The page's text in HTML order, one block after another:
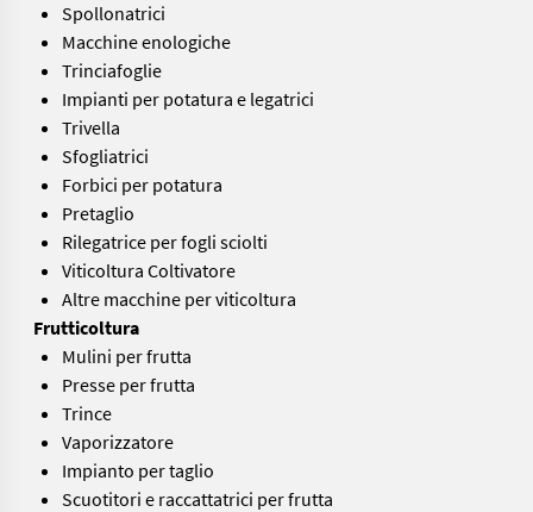
Spollonatrici
Macchine enologiche
Trinciafoglie
Impianti per potatura e legatrici
Trivella
Sfogliatrici
Forbici per potatura
Pretaglio
Rilegatrice per fogli sciolti
Viticoltura Coltivatore
Altre macchine per viticoltura
Frutticoltura
Mulini per frutta
Presse per frutta
Trince
Vaporizzatore
Impianto per taglio
Scuotitori e raccattatrici per frutta